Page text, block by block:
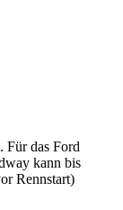
Für das Ford
kann bis
Rennstart)